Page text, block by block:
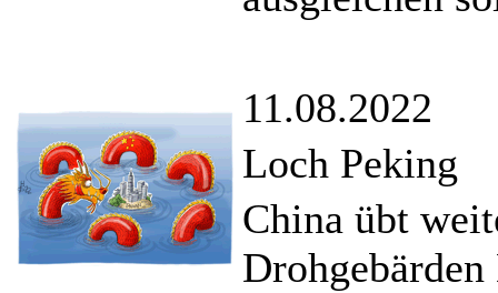
11.08.2022
Loch Peking
China übt